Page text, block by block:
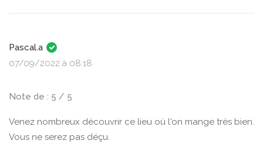
Pascal.a
07/09/2022 à 08:18
Note de : 5 / 5
Venez nombreux découvrir ce lieu où l'on mange très bien.
Vous ne serez pas déçu.